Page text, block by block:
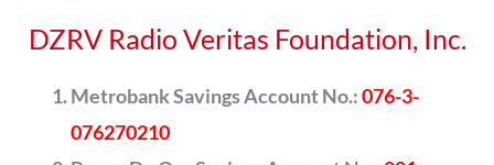
DZRV Radio Veritas Foundation, Inc.
Metrobank Savings Account No.:076-3-
076270210